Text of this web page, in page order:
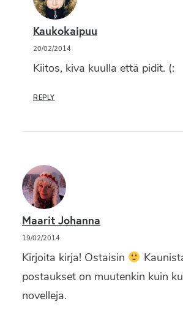
Kaukokaipuu
20/02/2014
Kiitos, kiva kuulla että pidit. (:
REPLY
Maarit Johanna
19/02/2014
Kirjoita kirja! Ostaisin
postaukset on muutenkin kuin
novelleja.